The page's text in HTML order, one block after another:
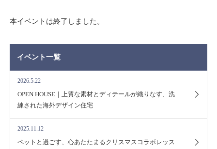
本イベントは終了しました。
イベント一覧
2026.5.22
OPEN HOUSE｜上質な素材とディテールが織りなす、洗
練された海外デザイン住宅
2025.11.12
ペットと過ごす、心あたたまるクリスマスコラボレッス